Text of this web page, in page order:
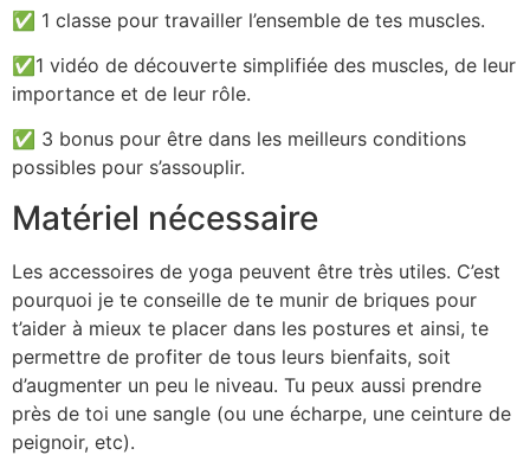
✅ 1 classe pour travailler l’ensemble de tes muscles.
✅1 vidéo de découverte simplifiée des muscles, de leur
importance et de leur rôle.
✅ 3 bonus pour être dans les meilleurs conditions
possibles pour s’assouplir.
Matériel nécessaire
Les accessoires de yoga peuvent être très utiles. C’est
pourquoi je te conseille de te munir de briques pour
t’aider à mieux te placer dans les postures et ainsi, te
permettre de profiter de tous leurs bienfaits, soit
d’augmenter un peu le niveau. Tu peux aussi prendre
près de toi une sangle (ou une écharpe, une ceinture de
peignoir, etc).